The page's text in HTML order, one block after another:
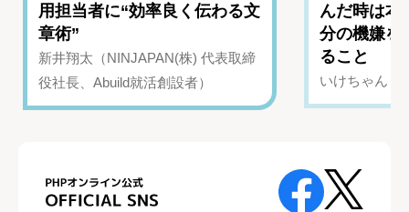
用担当者に“効率良く伝わる文
章術”
新井翔太（NINJAPAN(株) 代表取締
役社長、Abuild就活創設者）
んだ時は
分の機嫌を
ること
いけちゃん（